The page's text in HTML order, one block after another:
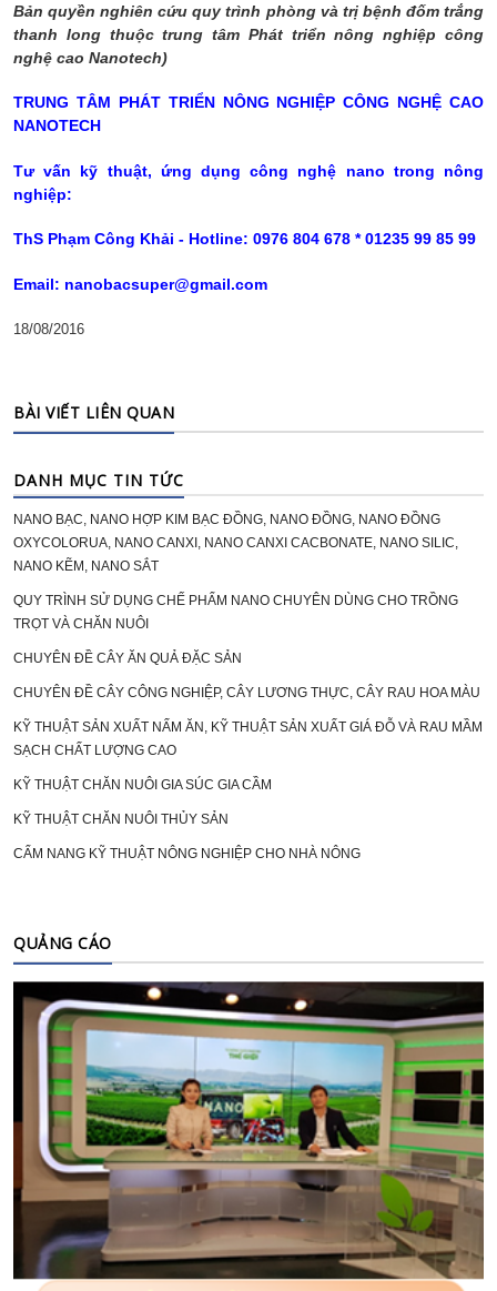
Bản quyền nghiên cứu quy trình phòng và trị bệnh đốm trắng
thanh long thuộc trung tâm Phát triển nông nghiệp công
nghệ cao Nanotech)
TRUNG TÂM PHÁT TRIỂN NÔNG NGHIỆP CÔNG NGHỆ CAO
NANOTECH
Tư vấn kỹ thuật, ứng dụng công nghệ nano trong nông
nghiệp:
ThS Phạm Công Khải - Hotline: 0976 804 678 * 01235 99 85 99
Email: nanobacsuper@gmail.com
18/08/2016
BÀI VIẾT LIÊN QUAN
DANH MỤC TIN TỨC
NANO BẠC, NANO HỢP KIM BẠC ĐỒNG, NANO ĐỒNG, NANO ĐỒNG
OXYCOLORUA, NANO CANXI, NANO CANXI CACBONATE, NANO SILIC,
NANO KẼM, NANO SẮT
QUY TRÌNH SỬ DỤNG CHẾ PHẨM NANO CHUYÊN DÙNG CHO TRỒNG
TRỌT VÀ CHĂN NUÔI
CHUYÊN ĐỀ CÂY ĂN QUẢ ĐẶC SẢN
CHUYÊN ĐỀ CÂY CÔNG NGHIỆP, CÂY LƯƠNG THỰC, CÂY RAU HOA MÀU
KỸ THUẬT SẢN XUẤT NẤM ĂN, KỸ THUẬT SẢN XUẤT GIÁ ĐỖ VÀ RAU MẦM
SẠCH CHẤT LƯỢNG CAO
KỸ THUẬT CHĂN NUÔI GIA SÚC GIA CẦM
KỸ THUẬT CHĂN NUÔI THỦY SẢN
CẨM NANG KỸ THUẬT NÔNG NGHIỆP CHO NHÀ NÔNG
QUẢNG CÁO